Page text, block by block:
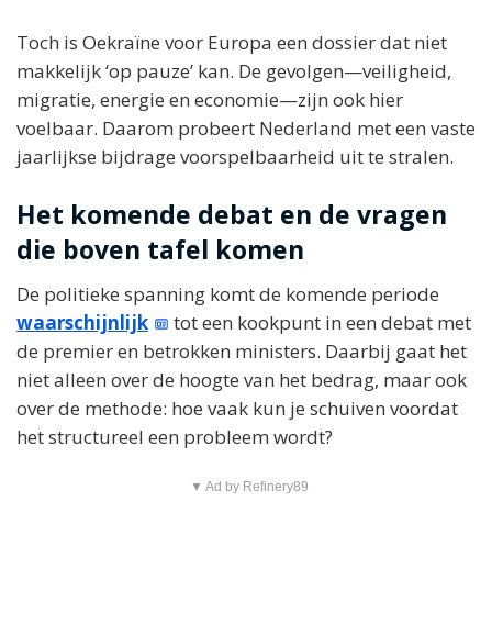
Toch is Oekraïne voor Europa een dossier dat niet
makkelijk ‘op pauze’ kan. De gevolgen—veiligheid,
migratie, energie en economie—zijn ook hier
voelbaar. Daarom probeert Nederland met een vaste
jaarlijkse bijdrage voorspelbaarheid uit te stralen.
Het komende debat en de vragen
die boven tafel komen
De politieke spanning komt de komende periode
waarschijnlijk
tot een kookpunt in een debat met
de premier en betrokken ministers. Daarbij gaat het
niet alleen over de hoogte van het bedrag, maar ook
over de methode: hoe vaak kun je schuiven voordat
het structureel een probleem wordt?
▼ Ad by Refinery89